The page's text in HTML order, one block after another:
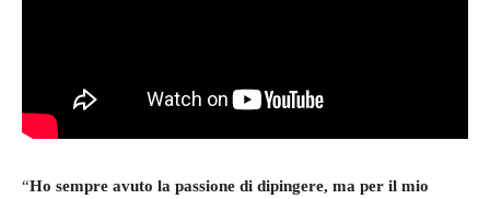
“Ho sempre avuto la passione di dipingere, ma per il mio